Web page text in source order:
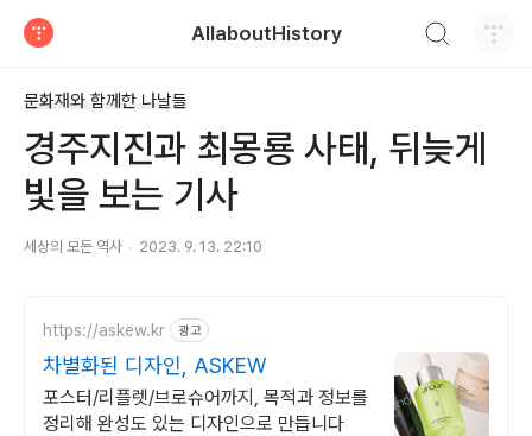
AllaboutHistory
문화재와 함께한 나날들
경주지진과 최몽룡 사태, 뒤늦게
빛을 보는 기사
세상의 모든 역사 2023. 9. 13. 22:10
https://askew.kr 광고
차별화된 디자인, ASKEW
포스터/리플렛/브로슈어까지, 목적과 정보를
정리해 완성도 있는 디자인으로 만듭니다